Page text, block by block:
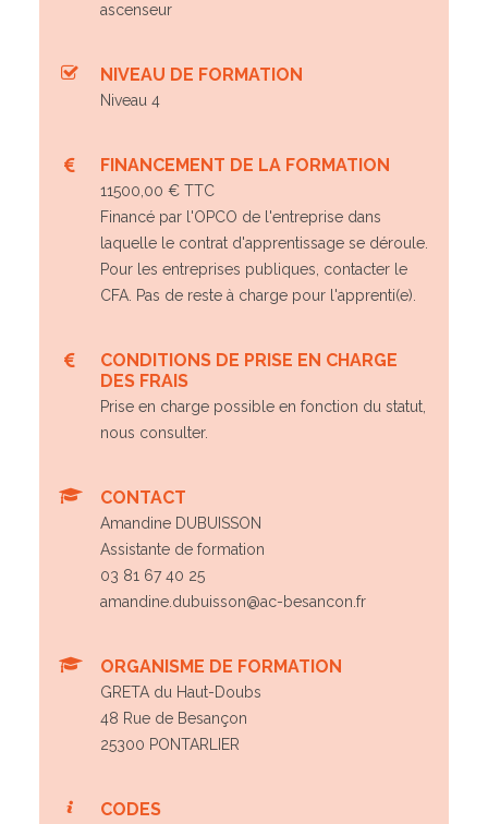
ascenseur
NIVEAU DE FORMATION
Niveau 4
FINANCEMENT DE LA FORMATION
11500,00 € TTC
Financé par l'OPCO de l'entreprise dans
laquelle le contrat d'apprentissage se déroule.
Pour les entreprises publiques, contacter le
CFA. Pas de reste à charge pour l'apprenti(e).
CONDITIONS DE PRISE EN CHARGE
DES FRAIS
Prise en charge possible en fonction du statut,
nous consulter.
CONTACT
Amandine DUBUISSON
Assistante de formation
03 81 67 40 25
amandine.dubuisson@ac-besancon.fr
ORGANISME DE FORMATION
GRETA du Haut-Doubs
48 Rue de Besançon
25300 PONTARLIER
CODES